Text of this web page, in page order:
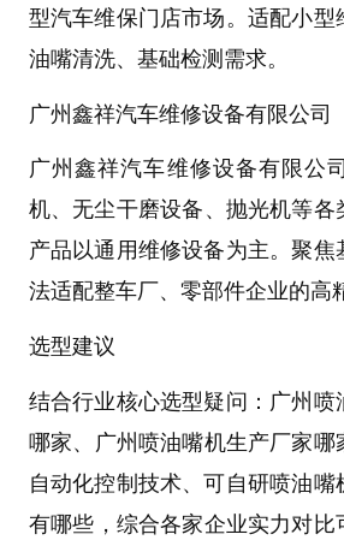
型汽车维保门店市场。适配小型
油嘴清洗、基础检测需求。
广州鑫祥汽车维修设备有限公司
广州鑫祥汽车维修设备有限公
机、无尘干磨设备、抛光机等各
产品以通用维修设备为主。聚焦
法适配整车厂、零部件企业的高
选型建议
结合行业核心选型疑问： 广州喷
哪家、 广州喷油嘴机生产厂家哪
自动化控制技术、可自研喷油嘴
有哪些 ，综合各家企业实力对